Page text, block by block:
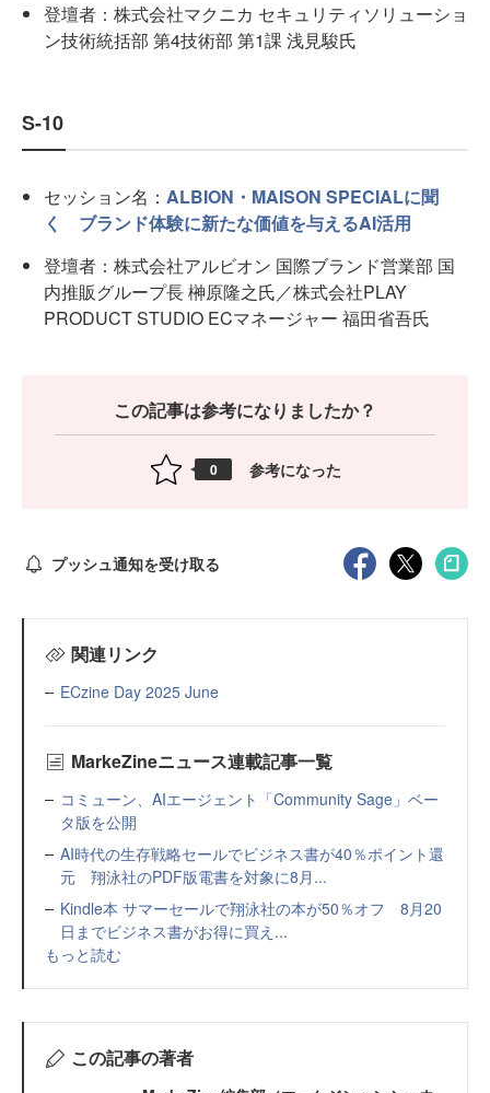
登壇者：株式会社マクニカ セキュリティソリューショ
ン技術統括部 第4技術部 第1課 浅見駿氏
S-10
セッション名： ALBION・MAISON SPECIALに聞
く ブランド体験に新たな価値を与えるAI活用
登壇者：株式会社アルビオン 国際ブランド営業部 国
内推販グループ長 榊原隆之氏／株式会社PLAY
PRODUCT STUDIO ECマネージャー 福田省吾氏
この記事は参考になりましたか？
0 参考になった
プッシュ通知を受け取る
関連リンク
ECzine Day 2025 June
MarkeZineニュース連載記事一覧
コミューン、AIエージェント「Community Sage」ベー
タ版を公開
AI時代の生存戦略セールでビジネス書が40％ポイント還
元 翔泳社のPDF版電書を対象に8月...
Kindle本 サマーセールで翔泳社の本が50％オフ 8月20
日までビジネス書がお得に買え...
もっと読む
この記事の著者